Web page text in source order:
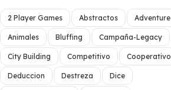
2 Player Games Abstractos Adventure
Animales Bluffing Campaña-Legacy
City Building Competitivo Cooperativo
Deduccion Destreza Dice